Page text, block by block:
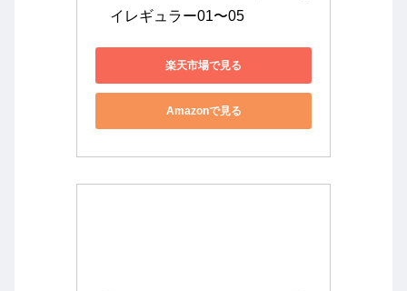
イレギュラー01〜05
楽天市場で見る
Amazonで見る